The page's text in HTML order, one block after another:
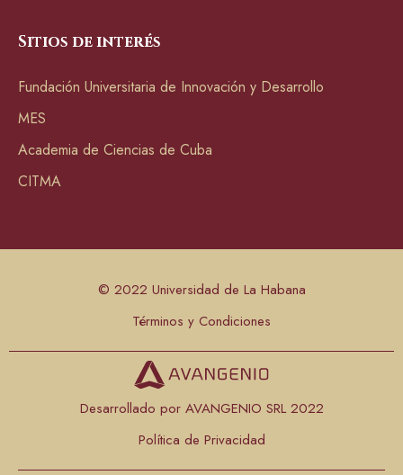
Sitios de interés
Fundación Universitaria de Innovación y Desarrollo
MES
Academia de Ciencias de Cuba
CITMA
© 2022 Universidad de La Habana
Términos y Condiciones
Desarrollado por AVANGENIO SRL 2022
Política de Privacidad